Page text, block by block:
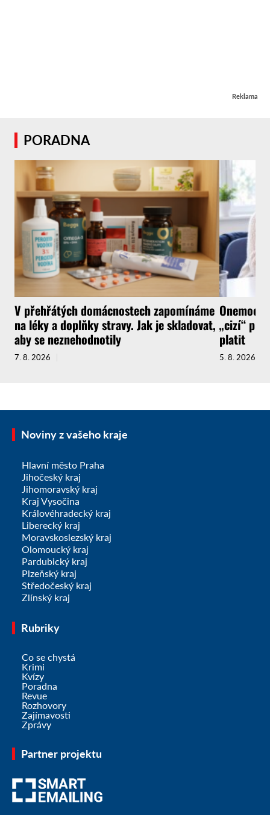
Reklama
PORADNA
V přehřátých domácnostech zapomínáme
na léky a doplňky stravy. Jak je skladovat,
aby se neznehodnotily
7. 8. 2026
„cizí“
platit
5. 8. 2026
Noviny z vašeho kraje
Hlavní město Praha
Jihočeský kraj
Jihomoravský kraj
Kraj Vysočina
Královéhradecký kraj
Liberecký kraj
Moravskoslezský kraj
Olomoucký kraj
Pardubický kraj
Plzeňský kraj
Středočeský kraj
Zlínský kraj
Rubriky
Co se chystá
Krimi
Kvízy
Poradna
Revue
Rozhovory
Zajímavosti
Zprávy
Partner projektu